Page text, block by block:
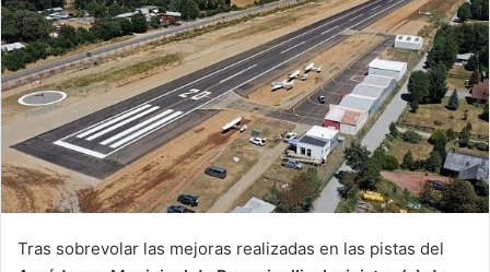
Tras sobrevolar las mejoras realizadas en las pistas del